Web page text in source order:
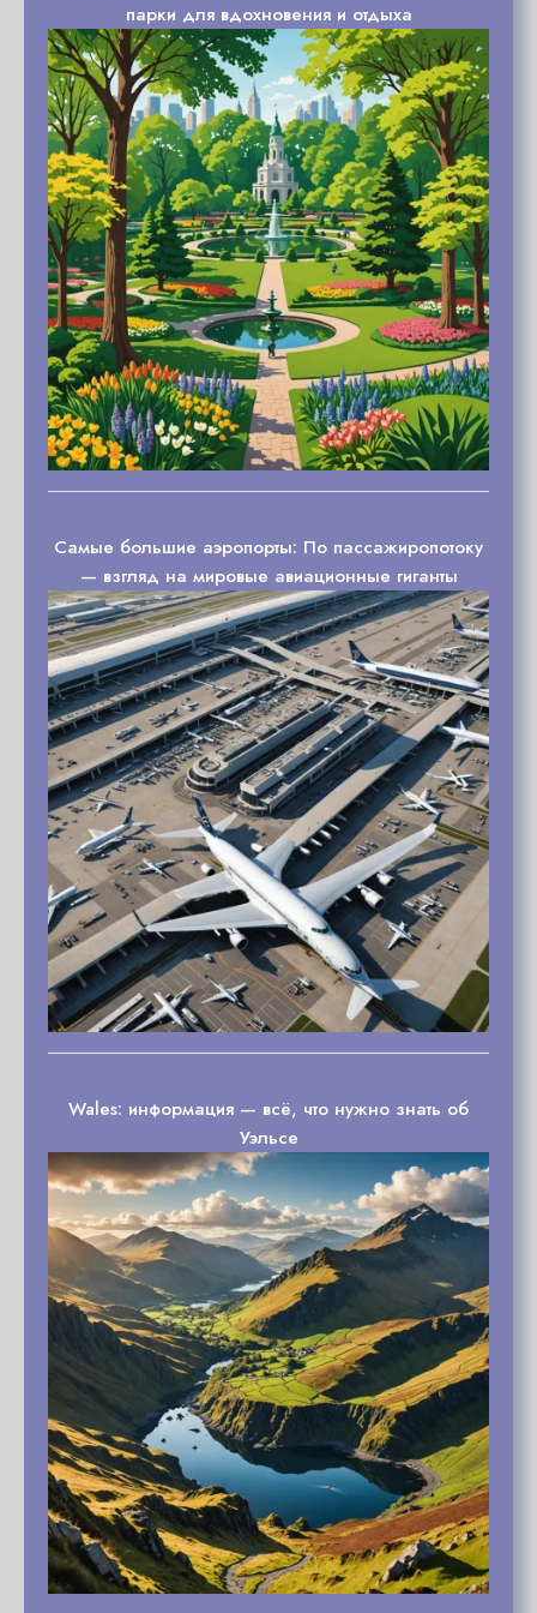
парки для вдохновения и отдыха
Самые большие аэропорты: По пассажиропотоку
— взгляд на мировые авиационные гиганты
Wales: информация — всё, что нужно знать об
Уэльсе